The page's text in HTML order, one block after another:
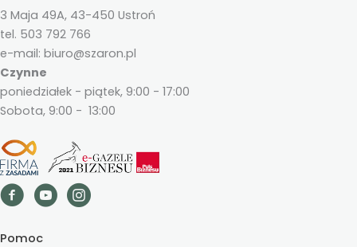
3 Maja 49A, 43-450 Ustroń
tel. 503 792 766
e-mail: biuro@szaron.pl
Czynne
poniedziałek - piątek, 9:00 - 17:00
Sobota, 9:00 - 13:00
Pomoc